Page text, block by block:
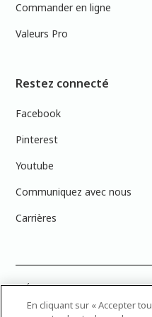
Commander en ligne
Valeurs Pro
Restez connecté
Facebook
Pinterest
Youtube
Communiquez avec nous
Carrières
PRÉCISION DES COULEURS :
l’écran peuvent ne pas
peinture réelles en raison des
En cliquant sur « Accepter